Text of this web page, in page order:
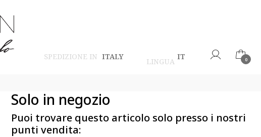
SPEDIZIONE IN ITALY
LINGUA
IT 0
Solo in negozio
Puoi trovare questo articolo solo presso i nostri
punti vendita: